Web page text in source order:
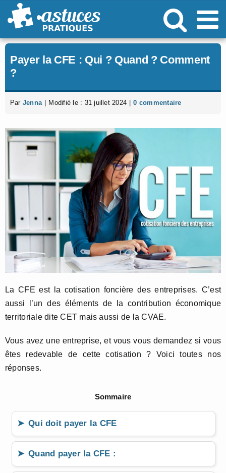
Passer
au
Payer la CFE : Qui ? Quand ? Comment
?
Par Jenna Modifié le : 31 juillet 2024 0 commentaire
La CFE est la cotisation foncière des entreprises. C’est
aussi l’un des éléments de la contribution économique
territoriale dite CET mais aussi de la CVAE.
Vous avez une entreprise, et vous vous demandez si vous
êtes redevable de cette cotisation ? Voici toutes nos
réponses.
Sommaire
Qui doit payer la CFE
Quand payer la CFE :